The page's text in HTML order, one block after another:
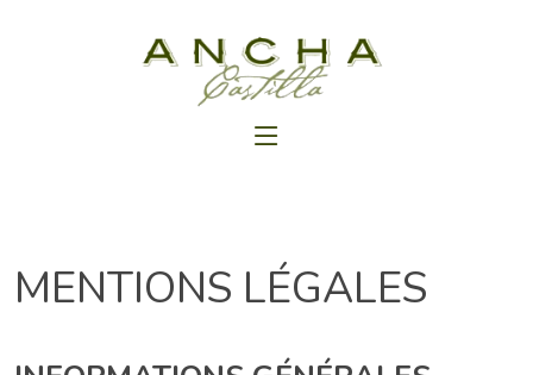
MENTIONS LÉGALES